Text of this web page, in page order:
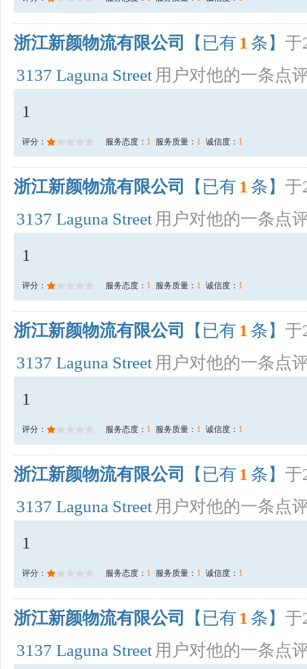
浙江新颜物流有限公司 【已有 1 条】 于
3137 Laguna Street 用户对他的一条点
1
评分： 服务态度： 1 服务质量： 1 诚信度： 1
浙江新颜物流有限公司 【已有 1 条】 于
3137 Laguna Street 用户对他的一条点
1
评分： 服务态度： 1 服务质量： 1 诚信度： 1
浙江新颜物流有限公司 【已有 1 条】 于
3137 Laguna Street 用户对他的一条点
1
评分： 服务态度： 1 服务质量： 1 诚信度： 1
浙江新颜物流有限公司 【已有 1 条】 于
3137 Laguna Street 用户对他的一条点
1
评分： 服务态度： 1 服务质量： 1 诚信度： 1
浙江新颜物流有限公司 【已有 1 条】 于
3137 Laguna Street 用户对他的一条点